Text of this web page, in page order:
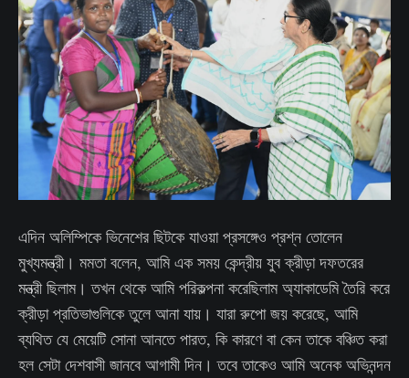
এদিন অলিম্পিকে ভিনেশের ছিটকে যাওয়া প্রসঙ্গেও প্রশ্ন তোলেন
মুখ্যমন্ত্রী। মমতা বলেন, আমি এক সময় কেন্দ্রীয় যুব ক্রীড়া দফতরের
মন্ত্রী ছিলাম। তখন থেকে আমি পরিকল্পনা করেছিলাম অ্যাকাডেমি তৈরি করে
ক্রীড়া প্রতিভাগুলিকে তুলে আনা যায়। যারা রুপো জয় করেছে, আমি
ব্যথিত যে মেয়েটি সোনা আনতে পারত, কি কারণে বা কেন তাকে বঞ্চিত করা
হল সেটা দেশবাসী জানবে আগামী দিন। তবে তাকেও আমি অনেক অভিনন্দন